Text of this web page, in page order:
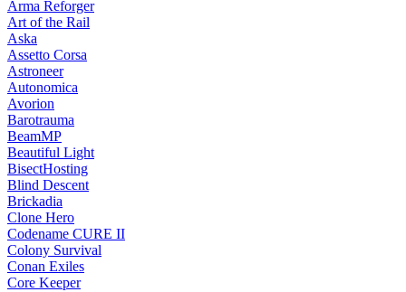
Arma Reforger
Art of the Rail
Aska
Assetto Corsa
Astroneer
Autonomica
Avorion
Barotrauma
BeamMP
Beautiful Light
BisectHosting
Blind Descent
Brickadia
Clone Hero
Codename CURE II
Colony Survival
Conan Exiles
Core Keeper